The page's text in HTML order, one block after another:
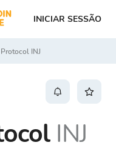
INICIAR SESSÃO
Protocol INJ
INJ